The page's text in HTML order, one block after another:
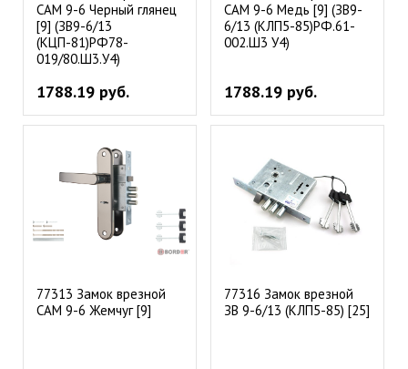
САМ 9-6 Черный глянец
[9] (ЗВ9-6/13
(КЦП-81)РФ78-
019/80.Ш3.У4)
1788.19 руб.
САМ 9-6 Медь [9] (ЗВ9-
6/13 (КЛП5-85)РФ.61-
002.Ш3 У4)
1788.19 руб.
77313 Замок врезной
САМ 9-6 Жемчуг [9]
77316 Замок врезной
ЗВ 9-6/13 (КЛП5-85) [25]